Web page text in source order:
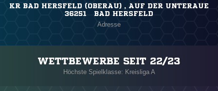
KR BAD HERSFELD (OBERAU) , AUF DER UNTERAUE
36251 BAD HERSFELD
Adresse
WETTBEWERBE SEIT 22/23
Höchste Spielklasse: Kreisliga A